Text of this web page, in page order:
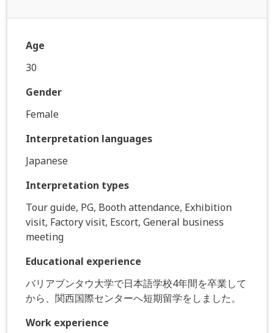
Age
30
Gender
Female
Interpretation languages
Japanese
Interpretation types
Tour guide, PG, Booth attendance, Exhibition
visit, Factory visit, Escort, General business
meeting
Educational experience
バリアブンタウ大学で日本語学校4年間を卒業して
から、関西国際センターへ短期留学をしました。
Work experience